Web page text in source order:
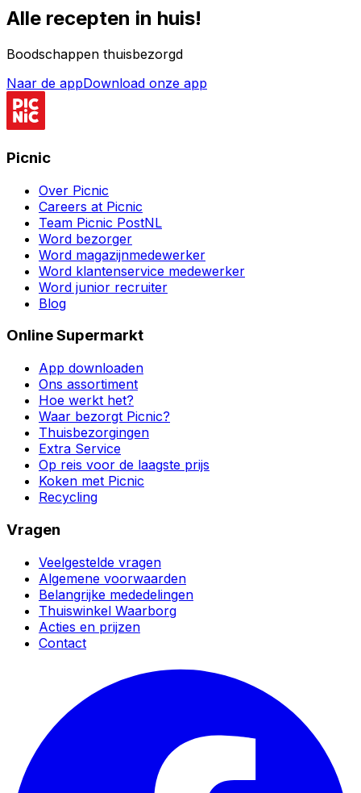
Alle recepten in huis!
Boodschappen thuisbezorgd
Naar de appDownload onze app
Picnic
Over Picnic
Careers at Picnic
Team Picnic PostNL
Word bezorger
Word magazijnmedewerker
Word klantenservice medewerker
Word junior recruiter
Blog
Online Supermarkt
App downloaden
Ons assortiment
Hoe werkt het?
Waar bezorgt Picnic?
Thuisbezorgingen
Extra Service
Op reis voor de laagste prijs
Koken met Picnic
Recycling
Vragen
Veelgestelde vragen
Algemene voorwaarden
Belangrijke mededelingen
Thuiswinkel Waarborg
Acties en prijzen
Contact